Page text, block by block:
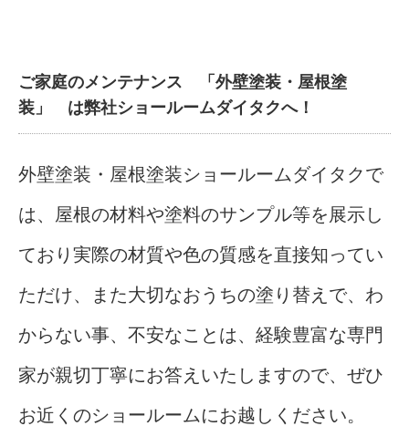
ご家庭のメンテナンス 「外壁塗装・屋根塗
装」 は弊社ショールームダイタクへ！
外壁塗装・屋根塗装ショールームダイタクで
は、屋根の材料や塗料のサンプル等を展示し
ており実際の材質や色の質感を直接知ってい
ただけ、また大切なおうちの塗り替えで、わ
からない事、不安なことは、経験豊富な専門
家が親切丁寧にお答えいたしますので、ぜひ
お近くのショールームにお越しください。